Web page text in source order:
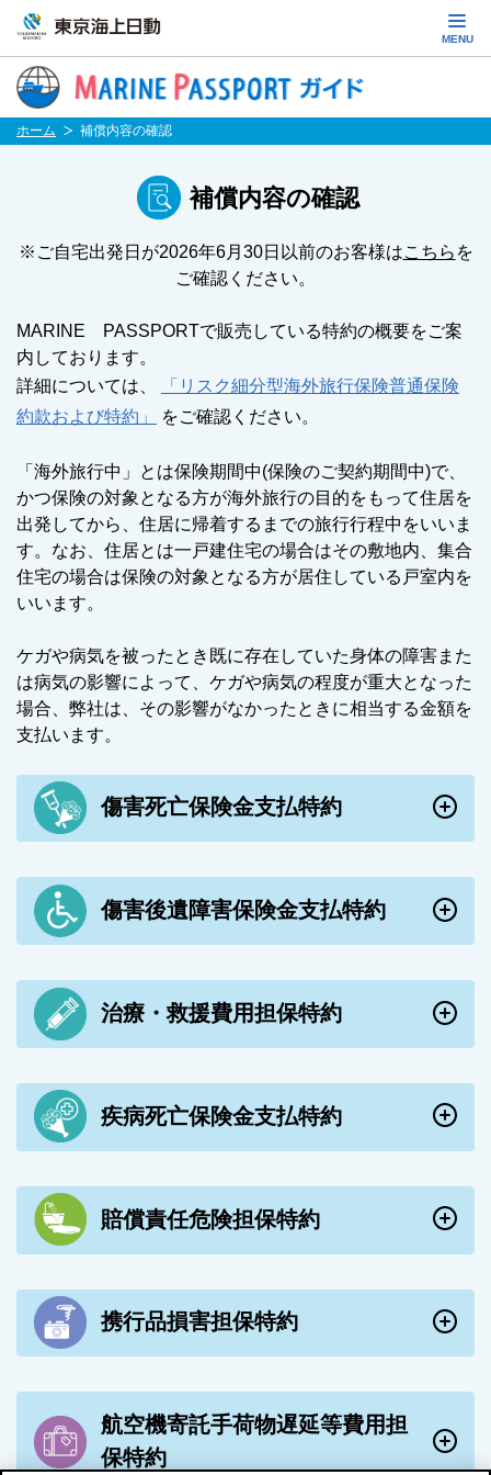
MENU
ホーム 補償内容の確認
補償内容の確認
※ご自宅出発日が2026年6月30日以前のお客様はこちら を
ご確認ください。
MARINE PASSPORTで販売している特約の概要をご案
内しております。
詳細については、
「リスク細分型海外旅行保険普通保険
約款および特約」
をご確認ください。
「海外旅行中」とは保険期間中(保険のご契約期間中)で、
かつ保険の対象となる方が海外旅行の目的をもって住居を
出発してから、住居に帰着するまでの旅行行程中をいいま
す。なお、住居とは一戸建住宅の場合はその敷地内、集合
住宅の場合は保険の対象となる方が居住している戸室内を
いいます。
ケガや病気を被ったとき既に存在していた身体の障害また
は病気の影響によって、ケガや病気の程度が重大となった
場合、弊社は、その影響がなかったときに相当する金額を
支払います。
傷害死亡保険金支払特約
傷害後遺障害保険金支払特約
治療・救援費用担保特約
疾病死亡保険金支払特約
賠償責任危険担保特約
携行品損害担保特約
航空機寄託手荷物遅延等費用担
保特約